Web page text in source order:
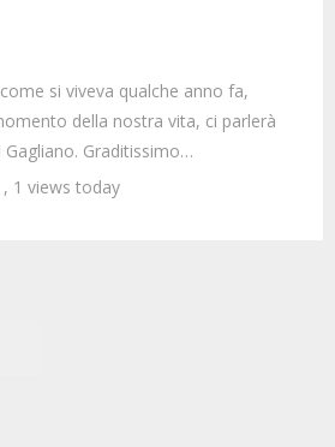
si viveva qualche anno fa,
della nostra vita, ci parlerà
Graditissimo…
, 1 views today